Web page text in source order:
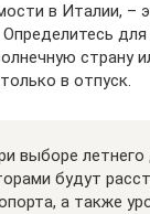
в Италии, –
страну
в отпуск.
выборе
будут
а также